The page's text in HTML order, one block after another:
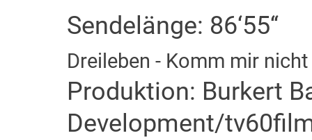
Sendelänge: 86‘55‘‘
Dreileben - Komm mir
Produktion: Burkert
Development/